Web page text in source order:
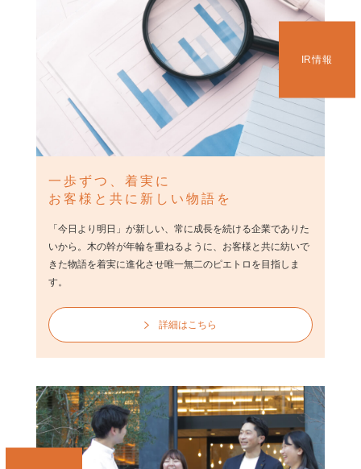
IR情報
一歩ずつ、着実に
お客様と共に 新しい物語を
「今日より明日」が新しい、常に成長を続ける企業でありた
いから。木の幹が年輪を重ねるように、お客様と共に紡いで
きた物語を着実に進化させ唯一無二のピエトロを目指しま
す。
詳細はこちら